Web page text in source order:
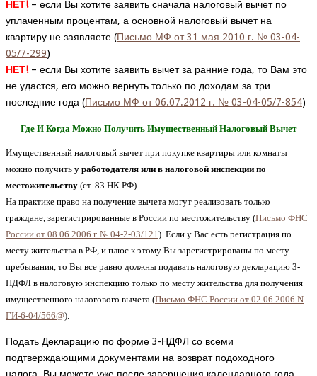
НЕТ!– если Вы хотите заявить сначала налоговый вычет по
уплаченным процентам, а основной налоговый вычет на
квартиру не заявляете (Письмо МФ от 31 мая 2010 г. № 03-04-
05/7-299)
НЕТ!– если Вы хотите заявить вычет за ранние года, то Вам это
не удастся, его можно вернуть только по доходам за три
последние года (Письмо МФ от 06.07.2012 г. № 03-04-05/7-854)
Где И Когда Можно Получить Имущественный Налоговый Вычет
Имущественный налоговый вычет при покупке квартиры или комнаты
можно получить у работодателя или в налоговой инспекции по
местожительству (ст. 83 НК РФ).
На практике право на получение вычета могут реализовать только
граждане, зарегистрированные в России по местожительству (Письмо ФНС
России от 08.06.2006 г. № 04-2-03/121 ). Если у Вас есть регистрация по
месту жительства в РФ, и плюс к этому Вы зарегистрированы по месту
пребывания, то Вы все равно должны подавать налоговую декларацию 3-
НДФЛ в налоговую инспекцию только по месту жительства для получения
имущественного налогового вычета (Письмо ФНС России от 02.06.2006 N
ГИ-6-04/566@).
Подать Декларацию по форме 3-НДФЛ со всеми
подтверждающими документами на возврат подоходного
налога, Вы можете уже после завершения календарного года